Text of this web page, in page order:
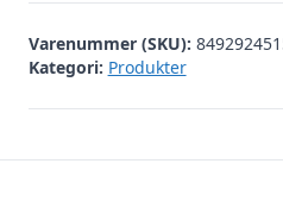
Varenummer (SKU):
Kategori: Produkter